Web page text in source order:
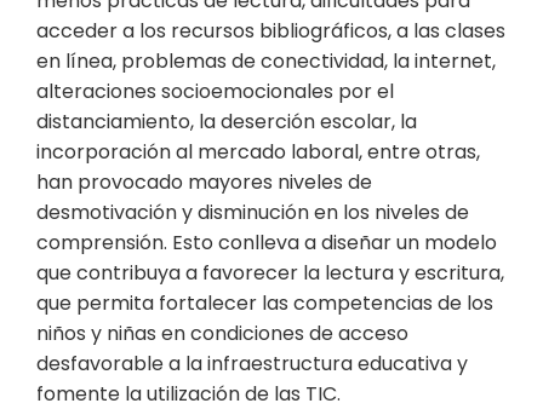
acceder a los recursos bibliográficos, a las clases
en línea, problemas de conectividad, la internet,
alteraciones socioemocionales por el
distanciamiento, la deserción escolar, la
incorporación al mercado laboral, entre otras,
han provocado mayores niveles de
desmotivación y disminución en los niveles de
comprensión. Esto conlleva a diseñar un modelo
que contribuya a favorecer la lectura y escritura,
que permita fortalecer las competencias de los
niños y niñas en condiciones de acceso
desfavorable a la infraestructura educativa y
fomente la utilización de las TIC.